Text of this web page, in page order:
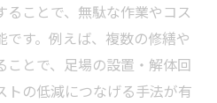
ることで、無駄な作業やコス
です。例えば、複数の修繕や
とで、足場の設置・解体回
トの低減につなげる手法が有